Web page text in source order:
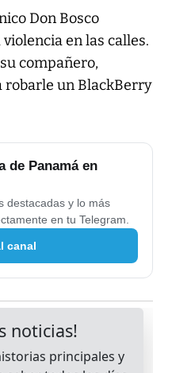
Don Bosco
en las calles.
compañero,
robarle un BlackBerry
de Panamá en
destacadas y lo más
en tu Telegram.
canal